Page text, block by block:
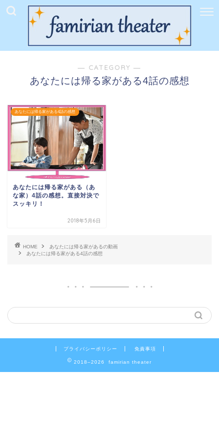
― CATEGORY ―
あなたには帰る家がある4話の感想
あなたには帰る家がある4話の感想
あなたには帰る家がある（あ
な家）4話の感想。直接対決で
スッキリ！
2018年5月6日
HOME
あなたには帰る家があるの動画
あなたには帰る家がある4話の感想
プライバシーポリシー 免責事項
2018–2026 famirian theater